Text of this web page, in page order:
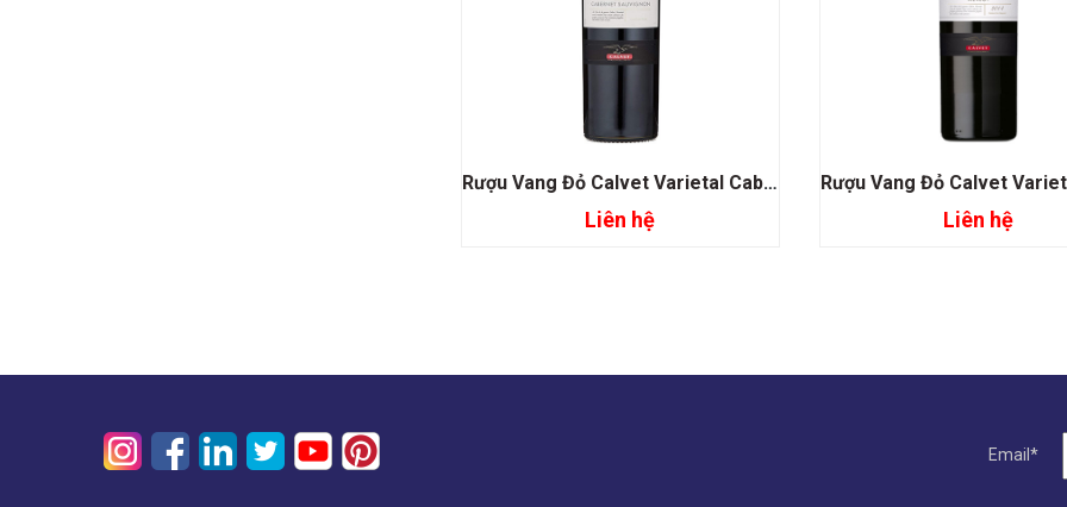
Đọc tiếp
Rượu Vang Đỏ Calvet Varietal Cabernet Sauvignon
Liên hệ
Đọc tiếp
Liên hệ
Email*